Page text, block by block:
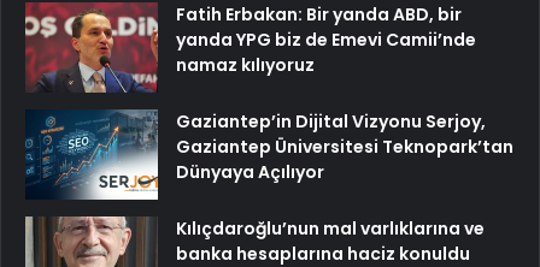
Fatih Erbakan: Bir yanda ABD, bir
yanda YPG biz de Emevi Camii’nde
namaz kılıyoruz
Gaziantep’in Dijital Vizyonu Serjoy,
Gaziantep Üniversitesi Teknopark’tan
Dünyaya Açılıyor
Kılıçdaroğlu’nun mal varlıklarına ve
banka hesaplarına haciz konuldu